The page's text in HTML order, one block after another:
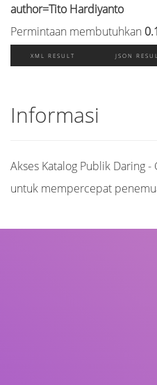
author=Tito Hardiyanto
Permintaan membutuhkan
XML RESULT JSON
Informasi
Akses Katalog Publik Daring
untuk mempercepat